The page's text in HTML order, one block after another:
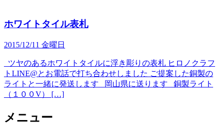
ホワイトタイル表札
2015/12/11 金曜日
ツヤのあるホワイトタイルに浮き彫りの表札 ヒロノクラフ
トLINE@とお電話で打ち合わせしました ご提案した銅製の
ライトと一緒に発送します 岡山県に送ります 銅製ライト
（１００V） […]
メニュー